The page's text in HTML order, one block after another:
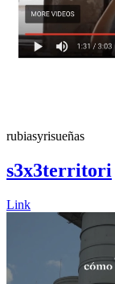
rubiasyrisueñas
s3x3territori
Link